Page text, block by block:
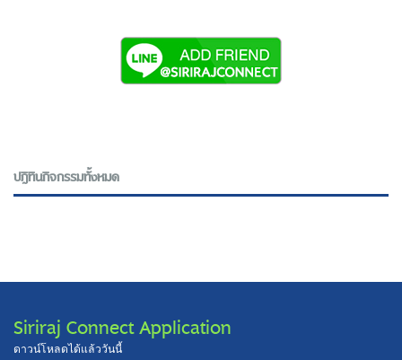
ปฎิทินกิจกรรมทั้งหมด
Siriraj Connect Application
ดาวน์โหลดได้แล้ววันนี้